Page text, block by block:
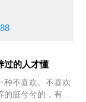
过的人才懂
种不喜欢。不喜欢
脏兮兮的，有些